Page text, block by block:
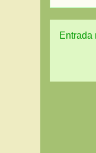
Entrada